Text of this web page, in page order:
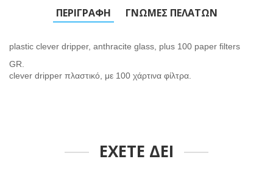
ΠΕΡΙΓΡΑΦΉ ΓΝΏΜΕΣ ΠΕΛΑΤΏΝ
plastic clever dripper, anthracite glass, plus 100 paper filters
GR.
clever dripper πλαστικό, με 100 χάρτινα φίλτρα.
ΕΧΕΤΕ ΔΕΙ